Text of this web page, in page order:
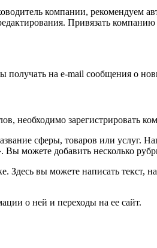
компании, рекомендуем
Привязать
получать на e-mail сообщения о
необходимо зарегистрировать
сферы, товаров или услуг.
можете добавить несколько
вы можете написать текст,
о ней и переходы на ее сайт.